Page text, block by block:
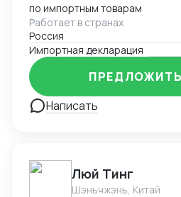
по импортным товарам
Работает в странах
Россия
Импортная декларация
Написать
Люй Тинг
Шэньчжэнь, Китай